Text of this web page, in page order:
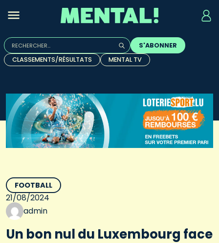
Rechercher :
Quand les résultats de l'auto-complétion sont
S'ABONNER
CLASSEMENTS/RÉSULTATS
MENTAL TV
FOOTBALL
21/08/2024
admin
Un bon nul du Luxembourg face